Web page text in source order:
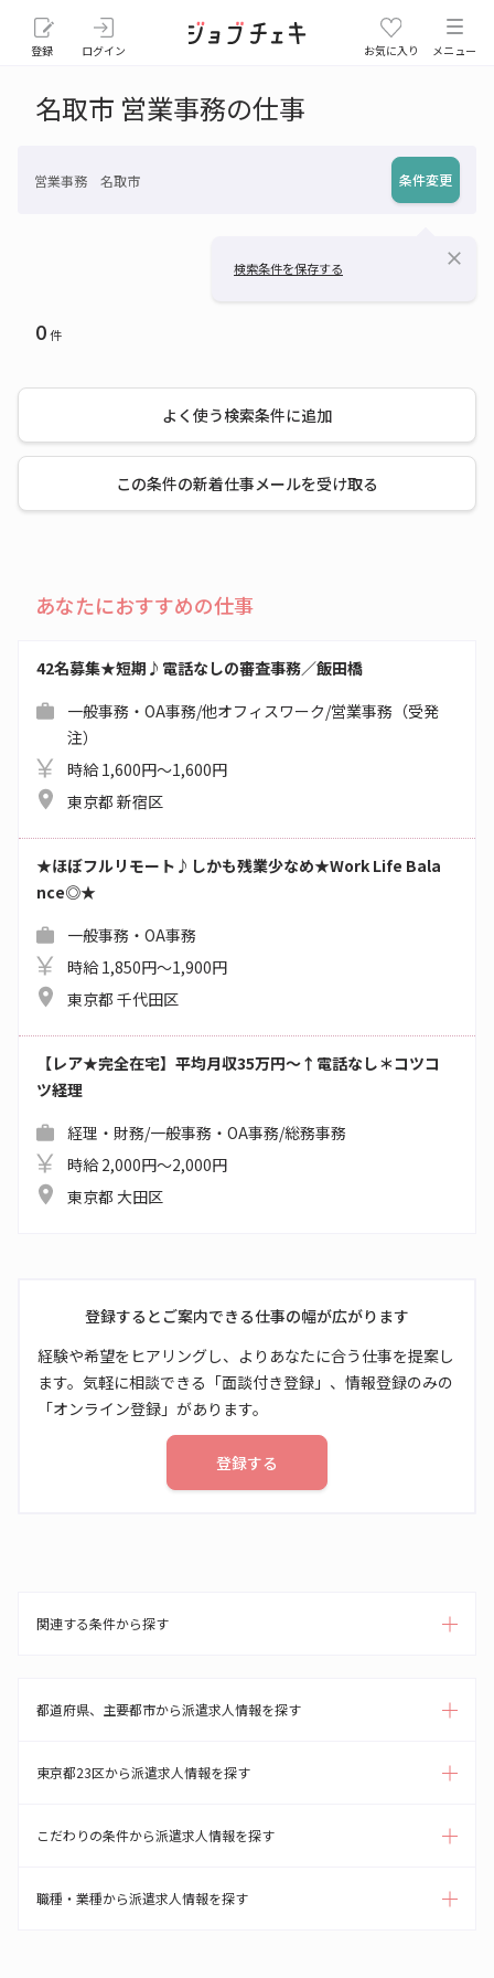
登録 ログイン お気に入り メニュー
名取市 営業事務の仕事
営業事務 名取市 条件変更
検索条件を保存する close
0件
よく使う検索条件に追加
この条件の新着仕事メールを受け取る
あなたにおすすめの仕事
42名募集★短期♪電話なしの審査事務／飯田橋
一般事務・OA事務/他オフィスワーク/営業事務（受発
注）
時給 1,600円～1,600円
東京都 新宿区
★ほぼフルリモート♪しかも残業少なめ★Work Life Bala
nce◎★
一般事務・OA事務
時給 1,850円～1,900円
東京都 千代田区
【レア★完全在宅】平均月収35万円～↑電話なし＊コツコ
ツ経理
経理・財務/一般事務・OA事務/総務事務
時給 2,000円～2,000円
東京都 大田区
登録するとご案内できる仕事の幅が広がります
経験や希望をヒアリングし、よりあなたに合う仕事を提案し
ます。気軽に相談できる「面談付き登録」、情報登録のみの
「オンライン登録」があります。
登録する
関連する条件から探す
都道府県、主要都市から派遣求人情報を探す
東京都23区から派遣求人情報を探す
こだわりの条件から派遣求人情報を探す
職種・業種から派遣求人情報を探す